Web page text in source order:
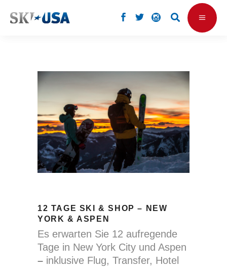
12 TAGE SKI & SHOP – NEW
YORK & ASPEN
Es erwarten Sie 12 aufregende
Tage in New York City und Aspen
– inklusive Flug, Transfer, Hotel